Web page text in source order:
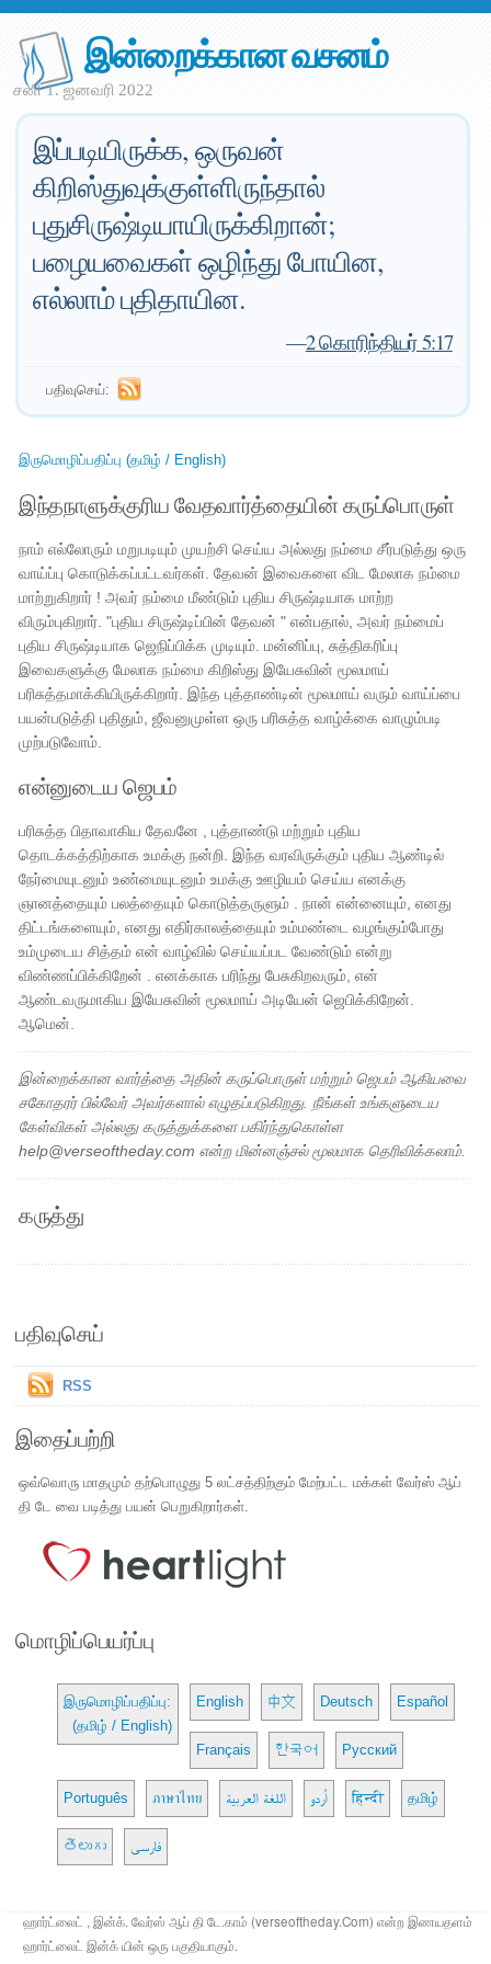
இன்றைக்கான வசனம்
சனி 1. ஜனவரி 2022
இப்படியிருக்க, ஒருவன்
கிறிஸ்துவுக்குள்ளிருந்தால்
புதுசிருஷ்டியாயிருக்கிறான்;
பழையவைகள் ஒழிந்து போயின,
எல்லாம் புதிதாயின.
—2 கொரிந்தியர் 5:17
பதிவுசெய்:
இருமொழிப்பதிப்பு (தமிழ் / English)
இந்தநாளுக்குரிய வேதவார்த்தையின் கருப்பொருள்
நாம் எல்லோரும் மறுபடியும் முயற்சி செய்ய அல்லது நம்மை சீர்படுத்து ஒரு
வாய்ப்பு கொடுக்கப்பட்டவர்கள். தேவன் இவைகளை விட மேலாக நம்மை
மாற்றுகிறார் ! அவர் நம்மை மீண்டும் புதிய சிருஷ்டியாக மாற்ற
விரும்புகிறார். "புதிய சிருஷ்டிப்பின் தேவன் " என்பதால், அவர் நம்மைப்
புதிய சிருஷ்டியாக ஜெநிப்பிக்க முடியும். மன்னிப்பு, சுத்திகரிப்பு
இவைகளுக்கு மேலாக நம்மை கிறிஸ்து இயேசுவின் மூலமாய்
பரிசுத்தமாக்கியிருக்கிறார். இந்த புத்தாண்டின் மூலமாய் வரும் வாய்ப்பை
பயன்படுத்தி புதிதும், ஜீவனுமுள்ள ஒரு பரிசுத்த வாழ்க்கை வாழும்படி
முற்படுவோம்.
என்னுடைய ஜெபம்
பரிசுத்த பிதாவாகிய தேவனே , புத்தாண்டு மற்றும் புதிய
தொடக்கத்திற்காக உமக்கு நன்றி. இந்த வரவிருக்கும் புதிய ஆண்டில்
நேர்மையுடனும் உண்மையுடனும் உமக்கு ஊழியம் செய்ய எனக்கு
ஞானத்தையும் பலத்தையும் கொடுத்தருளும் . நான் என்னையும், எனது
திட்டங்களையும், எனது எதிர்காலத்தையும் உம்மண்டை வழங்கும்போது
உம்முடைய சித்தம் என் வாழ்வில் செய்யப்பட வேண்டும் என்று
விண்ணப்பிக்கிறேன் . எனக்காக பரிந்து பேசுகிறவரும், என்
ஆண்டவருமாகிய இயேசுவின் மூலமாய் அடியேன் ஜெபிக்கிறேன்.
ஆமென்.
இன்றைக்கான வார்த்தை அதின் கருப்பொருள் மற்றும் ஜெபம் ஆகியவை
சகோதரர் பில்வேர் அவர்களால் எழுதப்படுகிறது. நீங்கள் உங்களுடைய
கேள்விகள் அல்லது கருத்துக்களை பகிர்ந்துகொள்ள
help@verseoftheday.com என்ற மின்னஞ்சல் மூலமாக தெரிவிக்கலாம்.
கருத்து
பதிவுசெய்
RSS
இதைப்பற்றி
ஒவ்வொரு மாதமும் தற்பொழுது 5 லட்சத்திற்கும் மேற்பட்ட மக்கள் வேர்ஸ் ஆப்
தி டே வை படித்து பயன் பெறுகிறார்கள்.
மொழிப்பெயர்ப்பு
இருமொழிப்பதிப்பு:
(தமிழ் / English)
English 中文 Deutsch Español
Français 한국어 Русский
Português ภาษาไทย اللغة العربية اُردو हिन्दी தமிழ்
తెలుగు فارسی
ஹார்ட்லைட் , இன்க். வேர்ஸ் ஆப் தி டே.காம் (verseoftheday.Com) என்ற இணயதளம்
ஹார்ட்லைட் இன்க் யின் ஒரு பகுதியாகும்.